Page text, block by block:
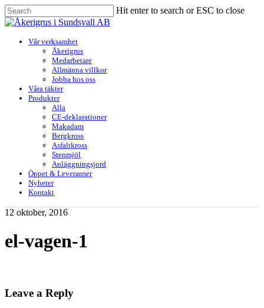
Skip
to
content
Hit enter to search or ESC to close
Close
Menu
Vår verksamhet
Åkerigrus
Medarbetare
Allmänna villkor
Jobba hos oss
Våra täkter
Produkter
Alla
CE-deklarationer
Makadam
Bergkross
Asfaltkross
Stenmjöl
Anläggningsjord
Öppet & Leveranser
Nyheter
Kontakt
12 oktober, 2016
el-vagen-1
Leave a Reply